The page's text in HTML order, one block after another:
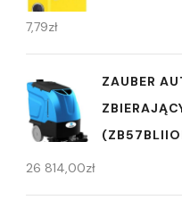
7,79zł
ZAUBER
26 814,00zł